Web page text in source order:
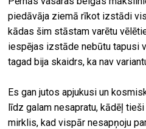
piedāvāja ziemā rīkot izstādi
kādas šim stāstam varētu
iespējas izstāde nebūtu tapusi
tagad bija skaidrs, ka nav
Es gan jutos apjukusi un
līdz galam nesapratu, kādēļ
mirklis, kad vispār nesapņoju